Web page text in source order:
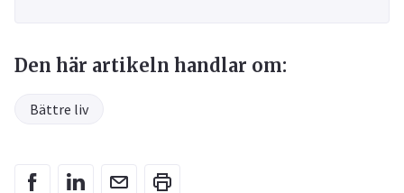
Den här artikeln handlar om:
Bättre liv